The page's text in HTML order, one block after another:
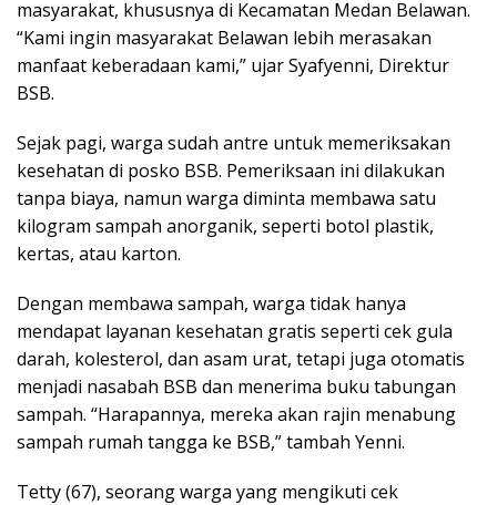
o
k
r
I
n
p
p
masyarakat, khususnya di Kecamatan Medan Belawan.
“Kami ingin masyarakat Belawan lebih merasakan
manfaat keberadaan kami,” ujar Syafyenni, Direktur
BSB.
Sejak pagi, warga sudah antre untuk memeriksakan
kesehatan di posko BSB. Pemeriksaan ini dilakukan
tanpa biaya, namun warga diminta membawa satu
kilogram sampah anorganik, seperti botol plastik,
kertas, atau karton.
Dengan membawa sampah, warga tidak hanya
mendapat layanan kesehatan gratis seperti cek gula
darah, kolesterol, dan asam urat, tetapi juga otomatis
menjadi nasabah BSB dan menerima buku tabungan
sampah. “Harapannya, mereka akan rajin menabung
sampah rumah tangga ke BSB,” tambah Yenni.
Tetty (67), seorang warga yang mengikuti cek